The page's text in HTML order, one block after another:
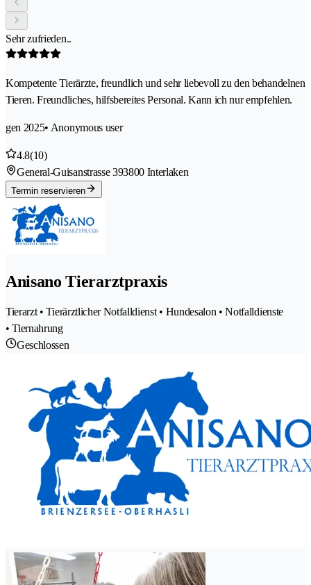
Sehr zufrieden..
Kompetente Tierärzte, freundlich und sehr liebevoll zu den behandelnen
Tieren. Freundliches, hilfsbereites Personal. Kann ich nur empfehlen.
gen 2025• Anonymous user
4.8(10)
General-Guisanstrasse 393800 Interlaken
Termin reservieren
Anisano Tierarztpraxis
Tierarzt • Tierärztlicher Notfalldienst • Hundesalon • Notfalldienste
• Tiernahrung
Geschlossen